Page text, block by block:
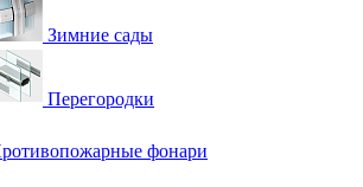
Зимние сады
Перегородки
фонари